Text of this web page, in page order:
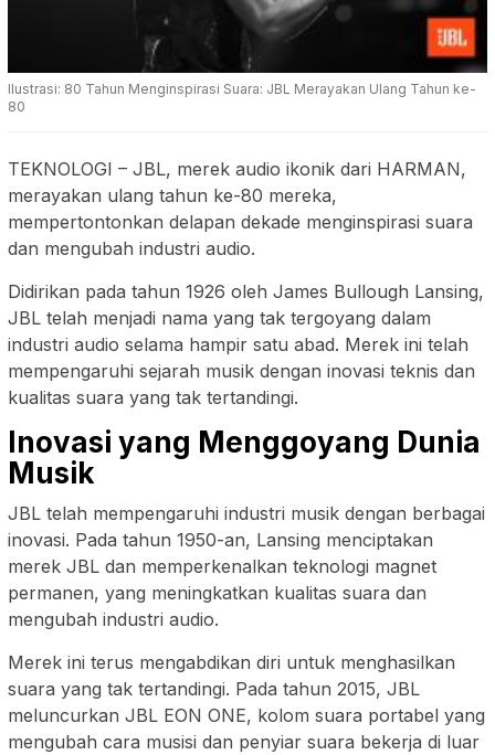
Ilustrasi: 80 Tahun Menginspirasi Suara: JBL Merayakan Ulang Tahun ke-
80
TEKNOLOGI – JBL, merek audio ikonik dari HARMAN,
merayakan ulang tahun ke-80 mereka,
mempertontonkan delapan dekade menginspirasi suara
dan mengubah industri audio.
Didirikan pada tahun 1926 oleh James Bullough Lansing,
JBL telah menjadi nama yang tak tergoyang dalam
industri audio selama hampir satu abad. Merek ini telah
mempengaruhi sejarah musik dengan inovasi teknis dan
kualitas suara yang tak tertandingi.
Inovasi yang Menggoyang Dunia
Musik
JBL telah mempengaruhi industri musik dengan berbagai
inovasi. Pada tahun 1950-an, Lansing menciptakan
merek JBL dan memperkenalkan teknologi magnet
permanen, yang meningkatkan kualitas suara dan
mengubah industri audio.
Merek ini terus mengabdikan diri untuk menghasilkan
suara yang tak tertandingi. Pada tahun 2015, JBL
meluncurkan JBL EON ONE, kolom suara portabel yang
mengubah cara musisi dan penyiar suara bekerja di luar